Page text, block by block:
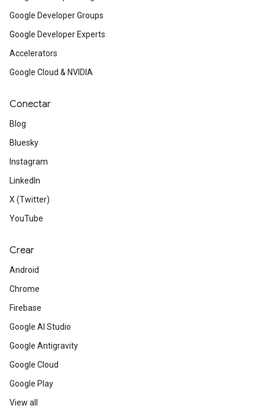
Google Developer Groups
Google Developer Experts
Accelerators
Google Cloud & NVIDIA
Conectar
Blog
Bluesky
Instagram
LinkedIn
X (Twitter)
YouTube
Crear
Android
Chrome
Firebase
Google AI Studio
Google Antigravity
Google Cloud
Google Play
View all